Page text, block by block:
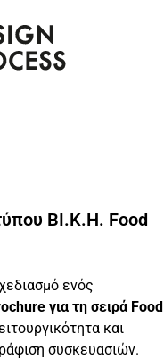
BI.K.H. Food
ενός
για τη σειρά Food
και
συσκευασιών.